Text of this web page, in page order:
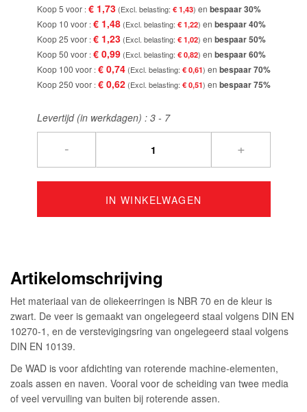
Koop 5 voor € 1,73 € 1,43 en bespaar30%
Koop 10 voor € 1,48 € 1,22 en bespaar40%
Koop 25 voor € 1,23 € 1,02 en bespaar50%
Koop 50 voor € 0,99 € 0,82 en bespaar60%
Koop 100 voor € 0,74 € 0,61 en bespaar70%
Koop 250 voor € 0,62 € 0,51 en bespaar75%
Levertijd (in werkdagen) : 3 - 7
- +
IN WINKELWAGEN
Artikelomschrijving
Het materiaal van de oliekeerringen is NBR 70 en de kleur is
zwart. De veer is gemaakt van ongelegeerd staal volgens DIN EN
10270-1, en de verstevigingsring van ongelegeerd staal volgens
DIN EN 10139.
De WAD is voor afdichting van roterende machine-elementen,
zoals assen en naven. Vooral voor de scheiding van twee media
of veel vervuiling van buiten bij roterende assen.